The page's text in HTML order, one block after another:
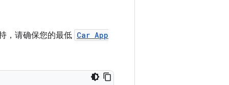
，请确保您的最低 Car App